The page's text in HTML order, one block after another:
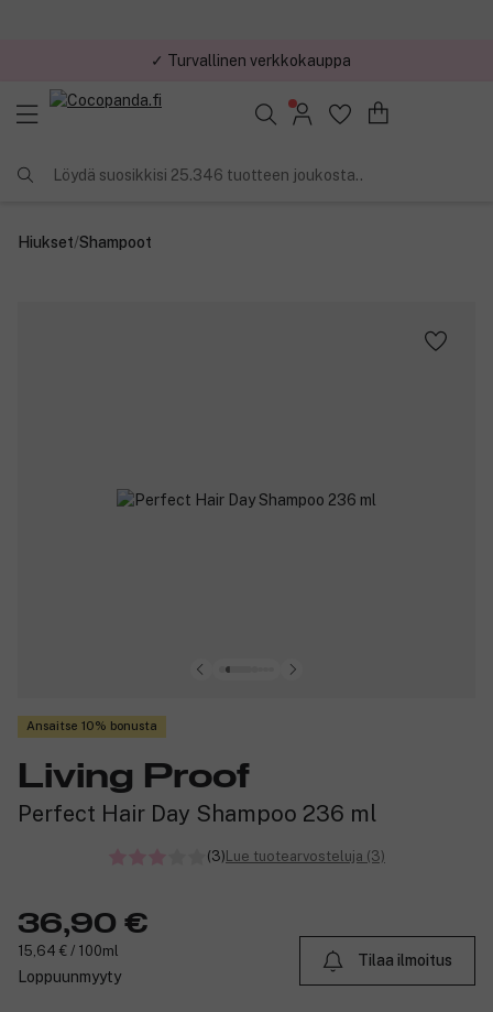
✓ Kilpailukykyiset hinnat
Löydä suosikkisi 25.346 tuotteen joukosta..
Hiukset/Shampoot
Ansaitse 10% bonusta
Living Proof
Perfect Hair Day Shampoo 236 ml
(3)Lue tuotearvosteluja (3)
36,90 €
15,64 € / 100ml
Loppuunmyyty
Tilaa ilmoitus